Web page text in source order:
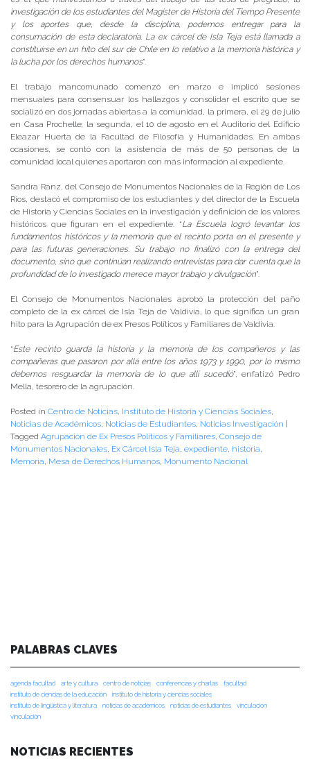
investigación de los estudiantes del Magister de Historia del Tiempo Presente
y los aportes que, desde la disciplina, podemos entregar para la
consumación de esta declaratoria. La ex cárcel de Isla Teja está llamada a
constituirse en un hito del sur de Chile en lo relativo a la memoria histórica y
la lucha por los derechos humanos”.
El trabajo mancomunado comenzó en marzo e implicó sesiones
mensuales para consensuar los hallazgos y consolidar el escrito que se
socializó en dos jornadas abiertas a la comunidad, la primera, el 29 de julio
en Casa Prochelle; la segunda, el 10 de agosto en el Auditorio del Edificio
Eleazar Huerta de la Facultad de Filosofía y Humanidades. En ambas
ocasiones, se contó con la asistencia de más de 50 personas de la
comunidad local quienes aportaron con más información al expediente.
Sandra Ranz, del Consejo de Monumentos Nacionales de la Región de Los
Ríos, destacó el compromiso de los estudiantes y del director de la Escuela
de Historia y Ciencias Sociales en la investigación y definición de los valores
históricos que figuran en el expediente. “La Escuela logró levantar los
fundamentos históricos y la memoria que el recinto porta en el presente y
para las futuras generaciones. Su trabajo no finalizó con la entrega del
documento, sino que continúan realizando entrevistas para dar cuenta que la
profundidad de lo investigado merece mayor trabajo y divulgación”.
El Consejo de Monumentos Nacionales aprobó la protección del paño
completo de la ex cárcel de Isla Teja de Valdivia, lo que significa un gran
hito para la Agrupación de ex Presos Políticos y Familiares de Valdivia.
“Este recinto guarda la historia y la memoria de los compañeros y las
compañeras que pasaron por allá entre los años 1973 y 1990, por lo mismo
debemos resguardar la memoria de lo que allí sucedió”, enfatizó Pedro
Mella, tesorero de la agrupación.
Posted in Centro de Noticias, Instituto de Historia y Ciencias Sociales,
Noticias de Académicos, Noticias de Estudiantes, Noticias Investigación
Tagged Agrupación de Ex Presos Políticos y Familiares, Consejo de
Monumentos Nacionales, Ex Cárcel Isla Teja, expediente, historia,
Memoria, Mesa de Derechos Humanos, Monumento Nacional
PALABRAS CLAVES
agenda facultad arte y cultura centro de noticias conferencias y charlas
facultad
instituto de ciencias de la educación
instituto de historia y ciencias sociales
instituto de lingüística y literatura
noticias de académicos noticias de estudiantes
vinculacion
vinculación
NOTICIAS RECIENTES